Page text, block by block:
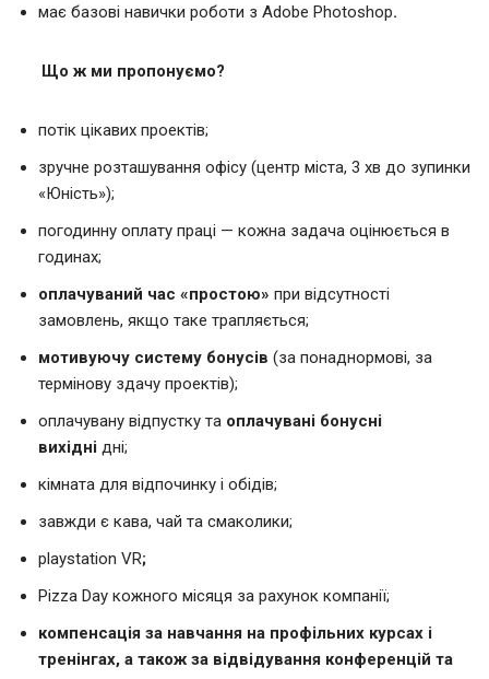
має базові навички роботи з Adobe Photoshop.
Що ж ми пропонуємо?
потік цікавих проектів;
зручне розташування офісу (центр міста, 3 хв до зупинки
«Юність»);
погодинну оплату праці — кожна задача оцінюється в
годинах;
оплачуваний час «простою» при відсутності
замовлень, якщо таке трапляється;
мотивуючу систему бонусів (за понаднормові, за
термінову здачу проектів);
оплачувану відпустку та оплачувані бонусні
вихідні дні;
кімната для відпочинку і обідів;
завжди є кава, чай та смаколики;
playstation VR;
Pizza Day кожного місяця за рахунок компанії;
компенсація за навчання на профільних курсах і
тренінгах, а також за відвідування конференцій та